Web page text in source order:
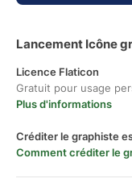
Lancement Icône
Licence Flaticon
Gratuit pour usage
Plus d'informations
Créditer le graphiste
Comment créditer le